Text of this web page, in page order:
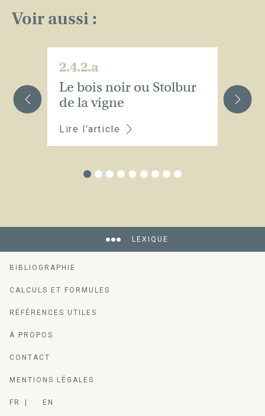
Voir aussi :
2.4.2.a
Le bois noir ou Stolbur
de la vigne
Lire l'article
LEXIQUE
BIBLIOGRAPHIE
CALCULS ET FORMULES
RÉFÉRENCES UTILES
À PROPOS
CONTACT
MENTIONS LÉGALES
FR EN